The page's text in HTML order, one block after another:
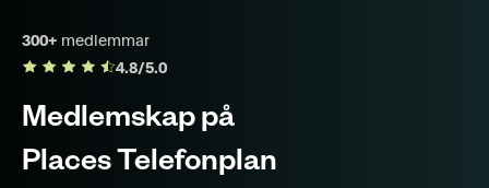
300+ medlemmar
4.8/5.0
Medlemskap på
Places Telefonplan